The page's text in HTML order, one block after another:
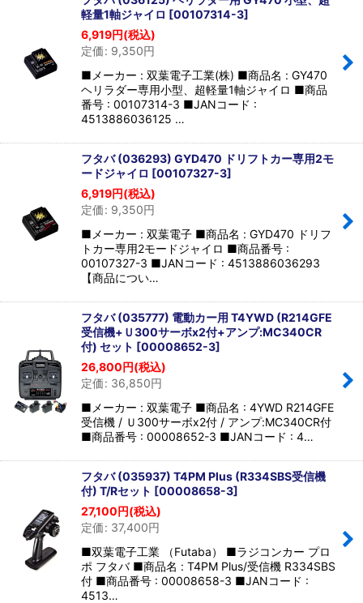
軽量1軸ジャイロ [00107314-3]
6,919円(税込)
定価: 9,350円
■メーカー : 双葉電子工業(株) ■商品名 : GY470
ヘリラダー専用小型、超軽量1軸ジャイロ ■商品
番号 : 00107314-3 ■JANコード :
4513886036125 …
フタバ (036293) GYD470 ドリフトカー専用2モ
ードジャイロ [00107327-3]
6,919円(税込)
定価: 9,350円
■メーカー : 双葉電子 ■商品名 : GYD470 ドリフ
トカー専用2モードジャイロ ■商品番号 :
00107327-3 ■JANコード : 4513886036293
【商品につい…
フタバ (035777) 電動カー用 T4YWD (R214GFE
受信機+Ｕ300サーボx2付+アンプ:MC340CR
付) セット [00008652-3]
26,800円(税込)
定価: 36,850円
■メーカー : 双葉電子 ■商品名 : 4YWD R214GFE
受信機 / Ｕ300サーボx2付 / アンプ:MC340CR付
■商品番号 : 00008652-3 ■JANコード : 4…
フタバ (035937) T4PM Plus (R334SBS受信機
付) T/Rセット [00008658-3]
27,100円(税込)
定価: 37,400円
■双葉電子工業 （Futaba） ■ラジコンカー プロ
ポ フタバ ■商品名 : T4PM Plus/受信機 R334SBS
付 ■商品番号 : 00008658-3 ■JANコード :
4513…